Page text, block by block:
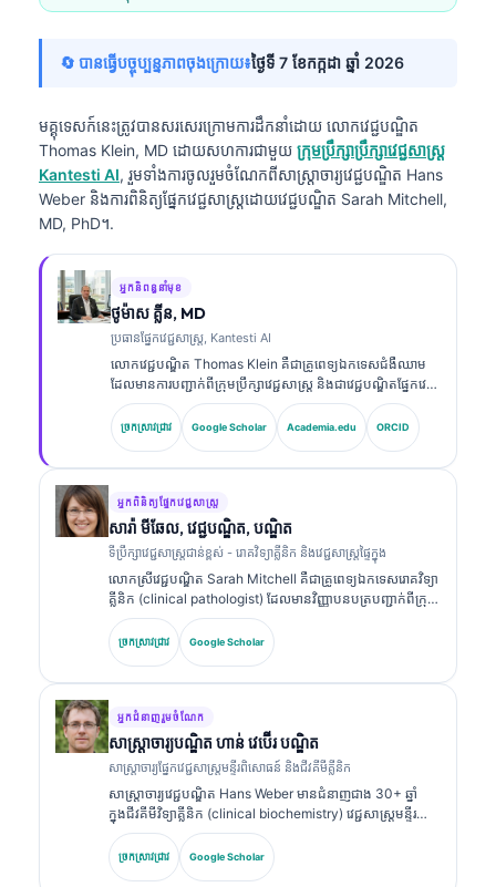
🔄 បានធ្វើបច្ចុប្បន្នភាពចុងក្រោយ៖ថ្ងៃទី 7 ខែកក្កដា ឆ្នាំ 2026
មគ្គុទេសក៍នេះត្រូវបានសរសេរក្រោមការដឹកនាំដោយ លោកវេជ្ជបណ្ឌិត
Thomas Klein, MD ដោយសហការជាមួយ ក្រុមប្រឹក្សាប្រឹក្សាវេជ្ជសាស្ត្រ
Kantesti AI, រួមទាំងការចូលរួមចំណែកពីសាស្ត្រាចារ្យវេជ្ជបណ្ឌិត Hans
Weber និងការពិនិត្យផ្នែកវេជ្ជសាស្ត្រដោយវេជ្ជបណ្ឌិត Sarah Mitchell,
MD, PhD។.
អ្នកនិពន្ធនាំមុខ
ថូម៉ាស គ្លីន, MD
ប្រធានផ្នែកវេជ្ជសាស្ត្រ, Kantesti AI
លោកវេជ្ជបណ្ឌិត Thomas Klein គឺជាគ្រូពេទ្យឯកទេសជំងឺឈាម
ដែលមានការបញ្ជាក់ពីក្រុមប្រឹក្សាវេជ្ជសាស្ត្រ និងជាវេជ្ជបណ្ឌិតផ្នែកវេជ្ជ
សាស្ត្រផ្ទៃក្នុង ដែលមានបទពិសោធន៍ជាង 15 ឆ្នាំក្នុងវិស័យវេជ្ជ
សាស្ត្រមន្ទីរពិសោធន៍ និងការវិភាគផ្នែកព្យាបាលដែលជួយដោយ AI។
ក្នុងតួនាទីជានាយកវេជ្ជសាស្ត្រនៅ Kantesti AI លោកផ្តល់ការត្រួត
បានបោះពុម្ពផ្សាយយ៉ាងទូលំទូលាយលើការបកស្រាយសញ្ញា
សម្គាល់ជីវសាស្ត្រ និងការធ្វើរោគវិនិច្ឆ័យក្នុងមន្ទីរពិសោធន៍លើប្រធានប
ទទាក់ទងនឹងវេជ្ជសាស្ត្រមន្ទីរពិសោធន៍។.
ច្រកស្រាវជ្រាវ Google Scholar Academia.edu ORCID
អ្នកពិនិត្យផ្នែកវេជ្ជសាស្ត្រ
សារ៉ា មីឆែល, វេជ្ជបណ្ឌិត, បណ្ឌិត
ទីប្រឹក្សាវេជ្ជសាស្ត្រជាន់ខ្ពស់ - រោគវិទ្យាគ្លីនិក និងវេជ្ជសាស្ត្រផ្ទៃក្នុង
លោកស្រីវេជ្ជបណ្ឌិត Sarah Mitchell គឺជាគ្រូពេទ្យឯកទេសរោគវិទ្យា
គ្លីនិក (clinical pathologist) ដែលមានវិញ្ញាបនបត្របញ្ជាក់ពីក្រុម
ប្រឹក្សាវេជ្ជសាស្ត្រ និងមានបទពិសោធន៍ជាង 18 ឆ្នាំក្នុងវិស័យវេជ្ជ
សាស្ត្រមន្ទីរពិសោធន៍ និងការវិភាគផ្នែករោគវិនិច្ឆ័យ។ លោកស្រីមាន
វិញ្ញាបនបត្រឯកទេសក្នុងគីមីវិទ្យាគ្លីនិក (clinical chemistry)
ច្រកស្រាវជ្រាវ Google Scholar
អ្នកជំនាញរួមចំណែក
សាស្ត្រាចារ្យ​បណ្ឌិត ហាន់ វេប៊ើរ បណ្ឌិត
សាស្ត្រាចារ្យផ្នែកវេជ្ជសាស្ត្រមន្ទីរពិសោធន៍ និងជីវគីមីគ្លីនិក
សាស្ត្រាចារ្យវេជ្ជបណ្ឌិត Hans Weber មានជំនាញជាង 30+ ឆ្នាំ
ក្នុងជីវគីមីវិទ្យាគ្លីនិក (clinical biochemistry) វេជ្ជសាស្ត្រមន្ទីរ
ពិសោធន៍ និងការស្រាវជ្រាវសញ្ញាសម្គាល់ជីវសាស្ត្រ (biomarker
research)។ អតីតប្រធានសមាគមគីមីវិទ្យាគ្លីនិកអាល្លឺម៉ង់
(German Society for Clinical Chemistry) លោកមានជំនាញ
ច្រកស្រាវជ្រាវ Google Scholar